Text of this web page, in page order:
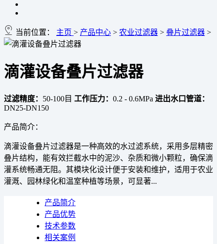
当前位置： 主页 > 产品中心 > 农业过滤器 > 叠片过滤器 >
滴灌设备叠片过滤器
过滤精度： 50-100目 工作压力： 0.2 - 0.6MPa 进出水口管道：
DN25-DN150
产品简介：
滴灌设备叠片过滤器是一种高效的水过滤系统，采用多层精密
叠片结构，能有效拦截水中的泥沙、杂质和微小颗粒，确保滴
灌系统畅通无阻。其模块化设计便于安装和维护，适用于农业
灌溉、园林绿化和温室种植等场景，可显著...
产品简介
产品优势
技术参数
相关案例